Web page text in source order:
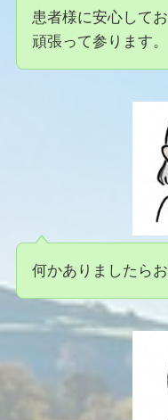
患者様に安心して
頑張って参ります。
何かありましたら